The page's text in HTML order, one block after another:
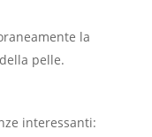
la
pelle.
interessanti: